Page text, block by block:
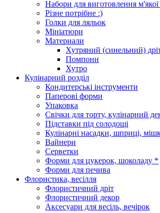
Набори для виготовлення м'якої
Різне потрібне :)
Голки для ляльок
Мініатюри
Материали
Хутряний (синельний)
Помпони
Хутро
Кулінарний розділ
Кондитерські інструменти
Паперові форми
Упаковка
Свічки для торту, кулінарний
Підставки під солодощі
Кулінарні насадки, шприці,
Вайнери
Серветки
Форми для цукерок, шоколаду *
Форми для печива
Флористика, весілля
Флористичний дріт
Флористичний декор
Аксесуари для весіль, вечірок